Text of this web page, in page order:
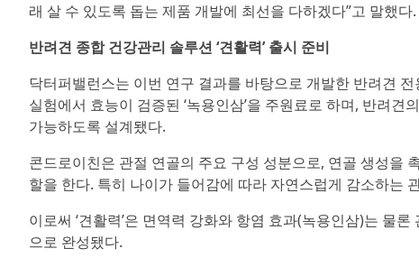
래 살 수 있도록 돕는 제품 개발에 최선을 다하겠다”고 말했다.
반려견 종합 건강관리 솔루션 ‘견활력’ 출시 준비
닥터퍼밸런스는 이번 연구 결과를 바탕으로 개발한 반려견
실험에서 효능이 검증된 ‘녹용인삼’을 주원료로 하며, 반려
가능하도록 설계됐다.
콘드로이친은 관절 연골의 주요 구성 성분으로, 연골 생성을
할을 한다. 특히 나이가 들어감에 따라 자연스럽게 감소하는
이로써 ‘견활력’은 면역력 강화와 항염 효과(녹용인삼)는 물
으로 완성됐다.